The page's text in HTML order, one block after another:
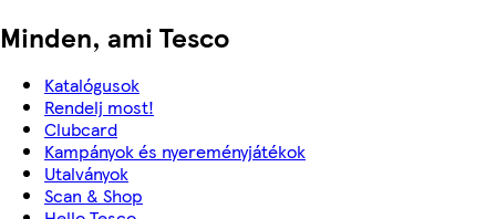
Minden, ami Tesco
Katalógusok
Rendelj most!
Clubcard
Kampányok és nyereményjátékok
Utalványok
Scan & Shop